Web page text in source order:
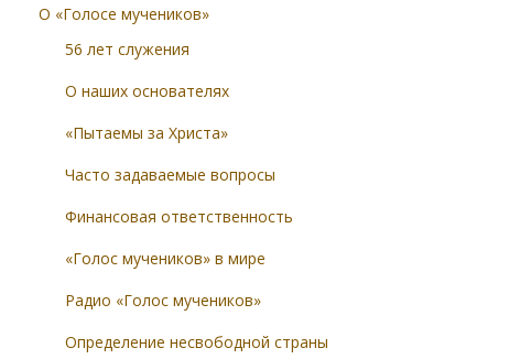
О «Голосе мучеников»
56 лет служения
О наших основателях
«Пытаемы за Христа»
Часто задаваемые вопросы
Финансовая ответственность
«Голос мучеников» в мире
Радио «Голос мучеников»
Определение несвободной страны